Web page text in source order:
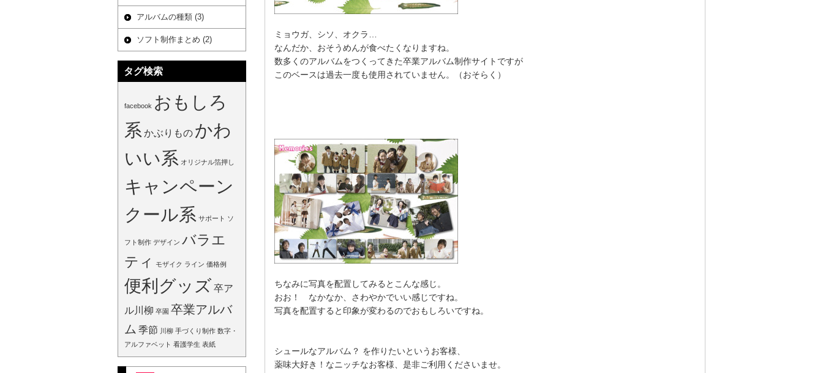
ミョウガ、シソ、オクラ…
なんだか、おそうめんが食べたくなりますね。
数多くのアルバムをつくってきた卒業アルバム制作サイトですが
このベースは過去一度も使用されていません。（おそらく）
ちなみに写真を配置してみるとこんな感じ。
おお！ なかなか、さわやかでいい感じですね。
写真を配置すると印象が変わるのでおもしろいですね。
シュールなアルバム？ を作りたいというお客様、
薬味大好き！なニッチなお客様、是非ご利用くださいませ。
アルバムの種類 (3)
ソフト制作まとめ (2)
タグ検索
facebook おもしろ
系 かぶりもの かわ
いい系 オリジナル箔押し
キャンペーン
クール系 サポート ソ
フト制作 デザイン バラエ
ティ
モザイク ライン 価格例
便利グッズ 卒ア
ル川柳 卒園 卒業アルバ
ム 季節 川柳 手づくり制作 数字・
アルファベット 看護学生 表紙